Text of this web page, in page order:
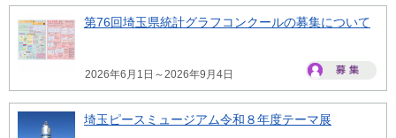
第76回埼玉県統計グラフコンクールの募集について
2026年6月1日～2026年9月4日
埼玉ピースミュージアム令和８年度テーマ展